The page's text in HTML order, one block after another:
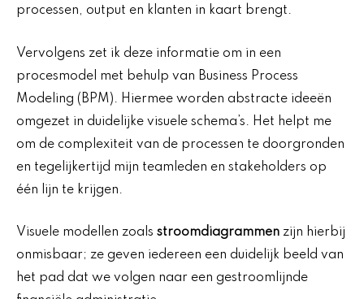
processen, output en klanten in kaart brengt.
Vervolgens zet ik deze informatie om in een
procesmodel met behulp van Business Process
Modeling (BPM). Hiermee worden abstracte ideeën
omgezet in duidelijke visuele schema’s. Het helpt me
om de complexiteit van de processen te doorgronden
en tegelijkertijd mijn teamleden en stakeholders op
één lijn te krijgen.
Visuele modellen zoals stroomdiagrammen zijn hierbij
onmisbaar; ze geven iedereen een duidelijk beeld van
het pad dat we volgen naar een gestroomlijnde